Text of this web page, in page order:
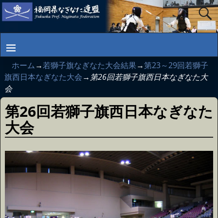
ホーム→若獅子旗なぎなた大会結果→第23～29回若獅子
旗西日本なぎなた大会→ 第26回若獅子旗西日本なぎなた大
会
第26回若獅子旗西日本なぎなた
大会